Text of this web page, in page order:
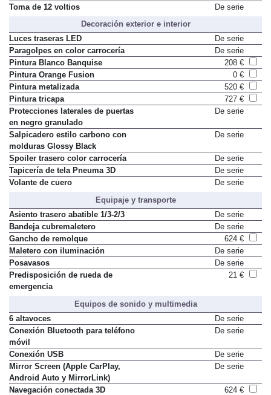
Toma de 12 voltios
De serie
Decoración exterior e interior
Luces traseras LED
De serie
Paragolpes en color carrocería
De serie
Pintura Blanco Banquise
208 €
Pintura Orange Fusion
0 €
Pintura metalizada
520 €
Pintura tricapa
727 €
Protecciones laterales de puertas
en negro granulado
De serie
Salpicadero estilo carbono con
molduras Glossy Black
De serie
Spoiler trasero color carrocería
De serie
Tapicería de tela Pneuma 3D
De serie
Volante de cuero
De serie
Equipaje y transporte
Asiento trasero abatible 1/3-2/3
De serie
Bandeja cubremaletero
De serie
Gancho de remolque
624 €
Maletero con iluminación
De serie
Posavasos
De serie
Predisposición de rueda de
emergencia
21 €
Equipos de sonido y multimedia
6 altavoces
De serie
Conexión Bluetooth para teléfono
móvil
De serie
Conexión USB
De serie
Mirror Screen (Apple CarPlay,
Android Auto y MirrorLink)
De serie
Navegación conectada 3D
624 €